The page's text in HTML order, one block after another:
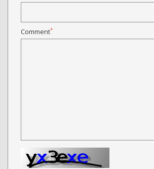
Comment*